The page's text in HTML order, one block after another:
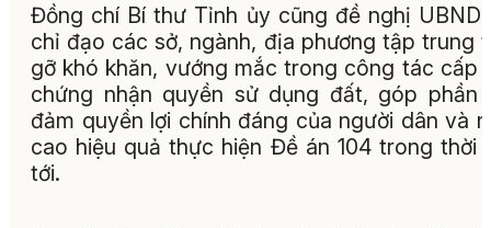
Đồng chí Bí thư Tỉnh ủy cũng đề nghị UBND
chỉ đạo các sở, ngành, địa phương tập trung
gỡ khó khăn, vướng mắc trong công tác cấp
chứng nhận quyền sử dụng đất, góp phần
đảm quyền lợi chính đáng của người dân và
cao hiệu quả thực hiện Đề án 104 trong thời
tới.